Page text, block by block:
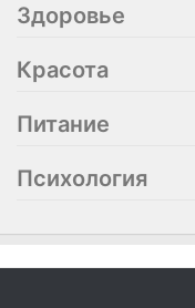
Здоровье
Красота
Питание
Психология